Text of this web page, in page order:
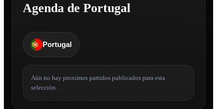
Agenda de Portugal
Portugal
Aún no hay proximos partidos publicados para esta
selección.